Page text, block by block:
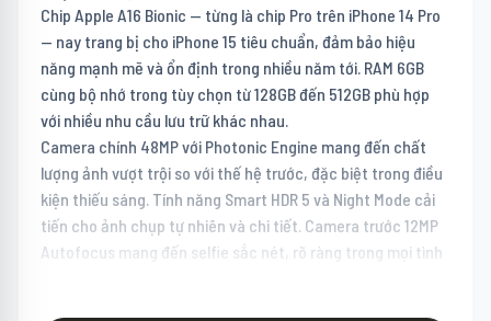
Chip Apple A16 Bionic — từng là chip Pro trên iPhone 14 Pro
— nay trang bị cho iPhone 15 tiêu chuẩn, đảm bảo hiệu
năng mạnh mẽ và ổn định trong nhiều năm tới. RAM 6GB
cùng bộ nhớ trong tùy chọn từ 128GB đến 512GB phù hợp
với nhiều nhu cầu lưu trữ khác nhau.
Camera chính 48MP với Photonic Engine mang đến chất
lượng ảnh vượt trội so với thế hệ trước, đặc biệt trong điều
kiện thiếu sáng. Tính năng Smart HDR 5 và Night Mode cải
tiến cho ảnh chụp tự nhiên và chi tiết. Camera trước 12MP
Autofocus mang đến selfie sắc nét, rõ ràng trong mọi tình